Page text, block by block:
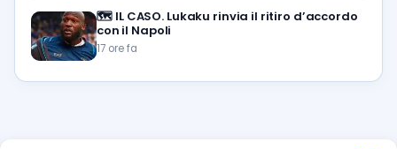
🗺️ IL CASO. Lukaku rinvia il ritiro d’accordo
con il Napoli
17 ore fa